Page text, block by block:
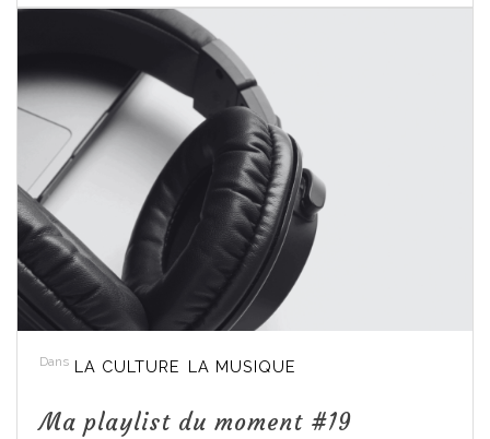
Dans LA CULTURE LA MUSIQUE
Ma playlist du moment #19